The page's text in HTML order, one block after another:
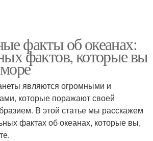
факты об океанах:
фактов, которые вы
являются огромными и
которые поражают своей
В этой статье мы расскажем
фактах об океанах, которые вы,